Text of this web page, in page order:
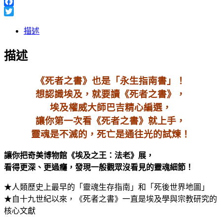
Facebook
描述
描述
《死者之書》也是「永生指南書」！
想認識埃及，就要讀《死者之書》，
埃及權威大師巴吉精心編選，
讓你第一次看《死者之書》就上手，
靈魂是不滅的，死亡是通往光的試煉！
讓你把奇美博物館《埃及之王：法老》展，
看得更深、更過癮，發現一般觀眾沒看見的靈魂細節！
★人類歷史上最早的「靈魂生存指南」和「死後世界地圖」
★自十九世紀以來，《死者之書》一直是埃及學與宗教研究的
核心文獻